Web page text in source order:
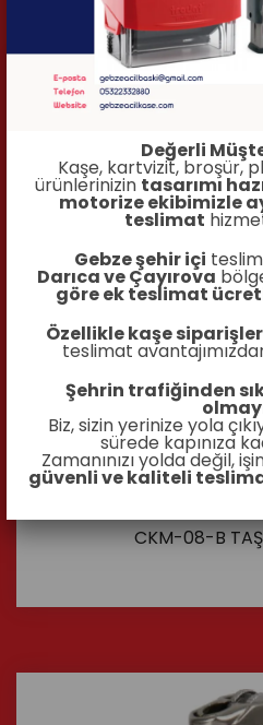
Değerli
Kaşe, kartvizit, broşür,
ürünlerinizin tasarımı
motorize ekibimizle
teslimat
Gebze şehir içi
Darıca ve Çayırova
göre ek teslimat
Özellikle kaşe
teslimat
Şehrin trafiğinden
Biz, sizin yerinize yola
sürede kapınıza
Zamanınızı yolda değil,
güvenli ve kaliteli
CKM-08-B